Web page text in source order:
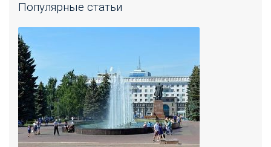
Популярные статьи